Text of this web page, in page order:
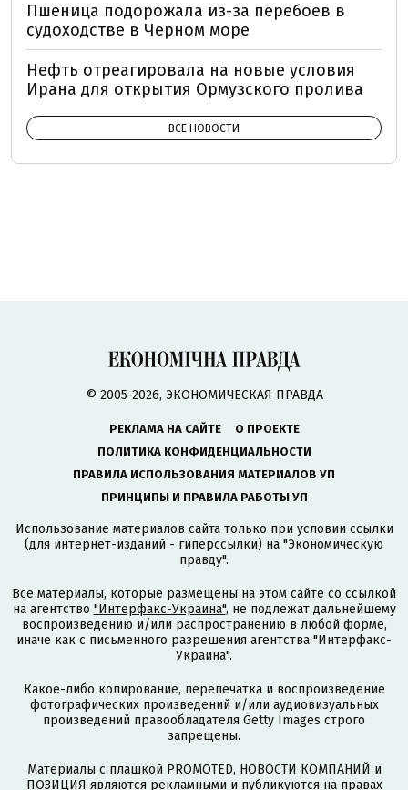
Пшеница подорожала из-за перебоев в
судоходстве в Черном море
Нефть отреагировала на новые условия
Ирана для открытия Ормузского пролива
ВСЕ НОВОСТИ
© 2005-2026, ЭКОНОМИЧЕСКАЯ ПРАВДА
РЕКЛАМА НА САЙТЕ
О ПРОЕКТЕ
ПОЛИТИКА КОНФИДЕНЦИАЛЬНОСТИ
ПРАВИЛА ИСПОЛЬЗОВАНИЯ МАТЕРИАЛОВ УП
ПРИНЦИПЫ И ПРАВИЛА РАБОТЫ УП
Использование материалов сайта только при условии ссылки
(для интернет-изданий - гиперссылки) на "Экономическую
правду".
Все материалы, которые размещены на этом сайте со ссылкой
на агентство "Интерфакс-Украина", не подлежат дальнейшему
воспроизведению и/или распространению в любой форме,
иначе как с письменного разрешения агентства "Интерфакс-
Украина".
Какое-либо копирование, перепечатка и воспроизведение
фотографических произведений и/или аудиовизуальных
произведений правообладателя Getty Images строго
запрещены.
Материалы с плашкой PROMOTED, НОВОСТИ КОМПАНИЙ и
ПОЗИЦИЯ являются рекламными и публикуются на правах